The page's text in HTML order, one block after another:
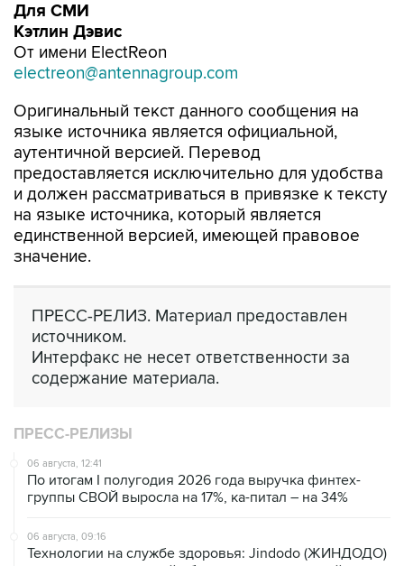
Для СМИ
Кэтлин Дэвис
От имени ElectReon
electreon@antennagroup.com
Оригинальный текст данного сообщения на
языке источника является официальной,
аутентичной версией. Перевод
предоставляется исключительно для удобства
и должен рассматриваться в привязке к тексту
на языке источника, который является
единственной версией, имеющей правовое
значение.
ПРЕСС-РЕЛИЗ. Материал предоставлен
источником.
Интерфакс не несет ответственности за
содержание материала.
ПРЕСС-РЕЛИЗЫ
06 августа, 12:41
По итогам I полугодия 2026 года выручка финтех-
группы СВОЙ выросла на 17%, ка-питал – на 34%
06 августа, 09:16
Технологии на службе здоровья: Jindodo (ЖИНДОДО)